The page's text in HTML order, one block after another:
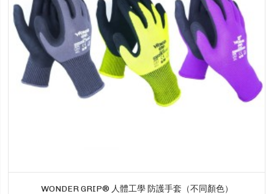
WONDER GRIP® 人體工學 防護手套（不同顏色）